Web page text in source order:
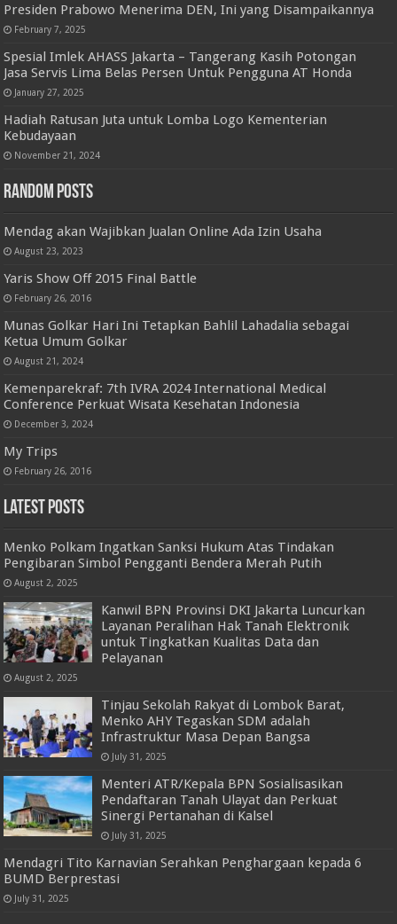
Presiden Prabowo Menerima DEN, Ini yang Disampaikannya
February 7, 2025
Spesial Imlek AHASS Jakarta – Tangerang Kasih Potongan
Jasa Servis Lima Belas Persen Untuk Pengguna AT Honda
January 27, 2025
Hadiah Ratusan Juta untuk Lomba Logo Kementerian
Kebudayaan
November 21, 2024
Random Posts
Mendag akan Wajibkan Jualan Online Ada Izin Usaha
August 23, 2023
Yaris Show Off 2015 Final Battle
February 26, 2016
Munas Golkar Hari Ini Tetapkan Bahlil Lahadalia sebagai
Ketua Umum Golkar
August 21, 2024
Kemenparekraf: 7th IVRA 2024 International Medical
Conference Perkuat Wisata Kesehatan Indonesia
December 3, 2024
My Trips
February 26, 2016
Latest Posts
Menko Polkam Ingatkan Sanksi Hukum Atas Tindakan
Pengibaran Simbol Pengganti Bendera Merah Putih
August 2, 2025
Kanwil BPN Provinsi DKI Jakarta Luncurkan
Layanan Peralihan Hak Tanah Elektronik
untuk Tingkatkan Kualitas Data dan
Pelayanan
August 2, 2025
Tinjau Sekolah Rakyat di Lombok Barat,
Menko AHY Tegaskan SDM adalah
Infrastruktur Masa Depan Bangsa
July 31, 2025
Menteri ATR/Kepala BPN Sosialisasikan
Pendaftaran Tanah Ulayat dan Perkuat
Sinergi Pertanahan di Kalsel
July 31, 2025
Mendagri Tito Karnavian Serahkan Penghargaan kepada 6
BUMD Berprestasi
July 31, 2025